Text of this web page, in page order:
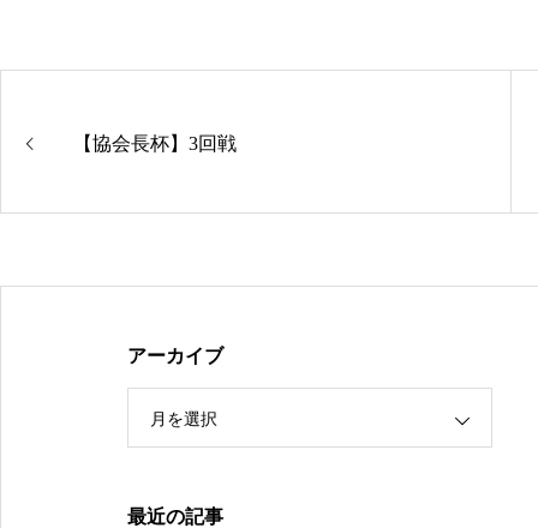
【協会長杯】3回戦
アーカイブ
月を選択
最近の記事